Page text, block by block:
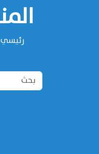
رئيسي